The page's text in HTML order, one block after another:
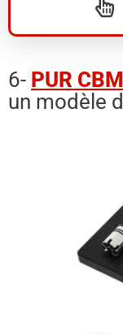
6- PUR
un modèle